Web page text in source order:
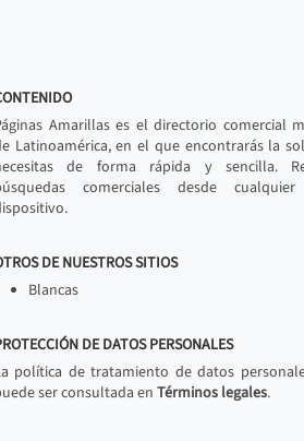
Amarillas es el directorio comercial
Latinoamérica, en el que encontrarás la
de forma rápida y sencilla.
comerciales desde
DE NUESTROS SITIOS
Blancas
DE DATOS PERSONALES
política de tratamiento de datos
ser consultada en Términos legales.